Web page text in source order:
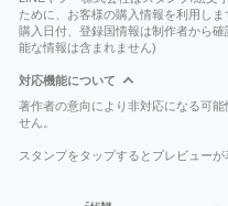
ために、お客様の購入情報を利用しま
購入日付、登録国情報は制作者から
能な情報は含まれません)
対応機能について
著作者の意向により非対応になる可
せん。
スタンプをタップするとプレビューが